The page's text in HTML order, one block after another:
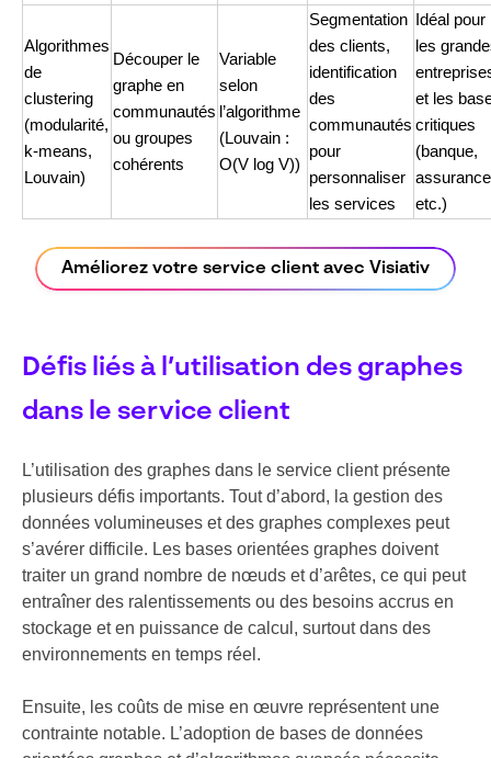
Algorithmes
de
clustering
(modularité,
k-means,
Louvain)
Découper le
graphe en
communautés
ou groupes
cohérents
Variable
selon
l’algorithme
(Louvain :
O(V log V))
Segmentation
des clients,
identification
des
communautés
pour
personnaliser
les services
Idéal pour
les
et les
critiques
(banque,
etc.)
Améliorez votre service client avec Visiativ
Défis liés à l’utilisation des graphes
dans le service client
L’utilisation des graphes dans le service client présente
plusieurs défis importants. Tout d’abord, la gestion des
données volumineuses et des graphes complexes peut
s’avérer difficile. Les bases orientées graphes doivent
traiter un grand nombre de nœuds et d’arêtes, ce qui peut
entraîner des ralentissements ou des besoins accrus en
stockage et en puissance de calcul, surtout dans des
environnements en temps réel.
Ensuite, les coûts de mise en œuvre représentent une
contrainte notable. L’adoption de bases de données